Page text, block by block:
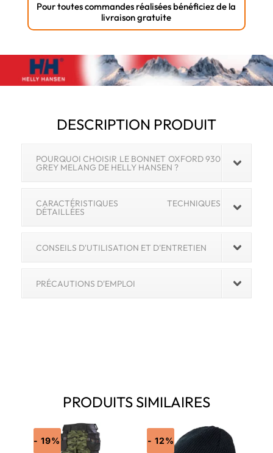
mélangé
-
Hansen
(Taille
Standard)
Pour toutes commandes réalisées bénéficiez de la
livraison gratuite
DESCRIPTION PRODUIT
POURQUOI CHOISIR LE BONNET OXFORD 930
GREY MELANG DE HELLY HANSEN ?
CARACTÉRISTIQUES TECHNIQUES
DÉTAILLÉES
CONSEILS D'UTILISATION ET D'ENTRETIEN
PRÉCAUTIONS D'EMPLOI
PRODUITS SIMILAIRES
- 19% - 12%